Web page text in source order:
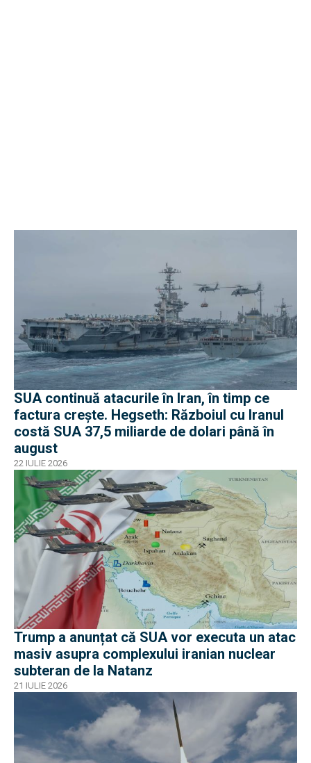
SUA continuă atacurile în Iran, în timp ce
factura crește. Hegseth: Războiul cu Iranul
costă SUA 37,5 miliarde de dolari până în
august
22 IULIE 2026
Trump a anunțat că SUA vor executa un atac
masiv asupra complexului iranian nuclear
subteran de la Natanz
21 IULIE 2026